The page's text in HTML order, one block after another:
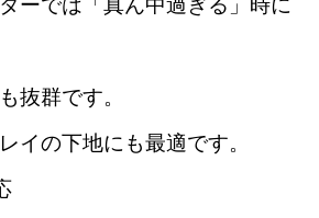
抜群です。
イの下地にも最適です。